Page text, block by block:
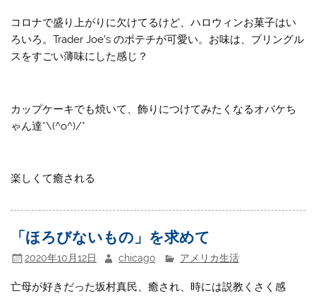
コロナで盛り上がりに欠けてるけど、ハロウィンお菓子はい
ろいろ。Trader Joe’s のポテチが可愛い。お味は、プリングル
スをすごい薄味にした感じ？
カップケーキでも焼いて、飾りにつけてみたくなるオバケち
ゃん達*\(^o^)/*
楽しくて癒される
「ほろびないもの」を求めて
2020年10月12日 chicago アメリカ生活
亡母が好きだった坂村真民、癒され、時には説教くさく感